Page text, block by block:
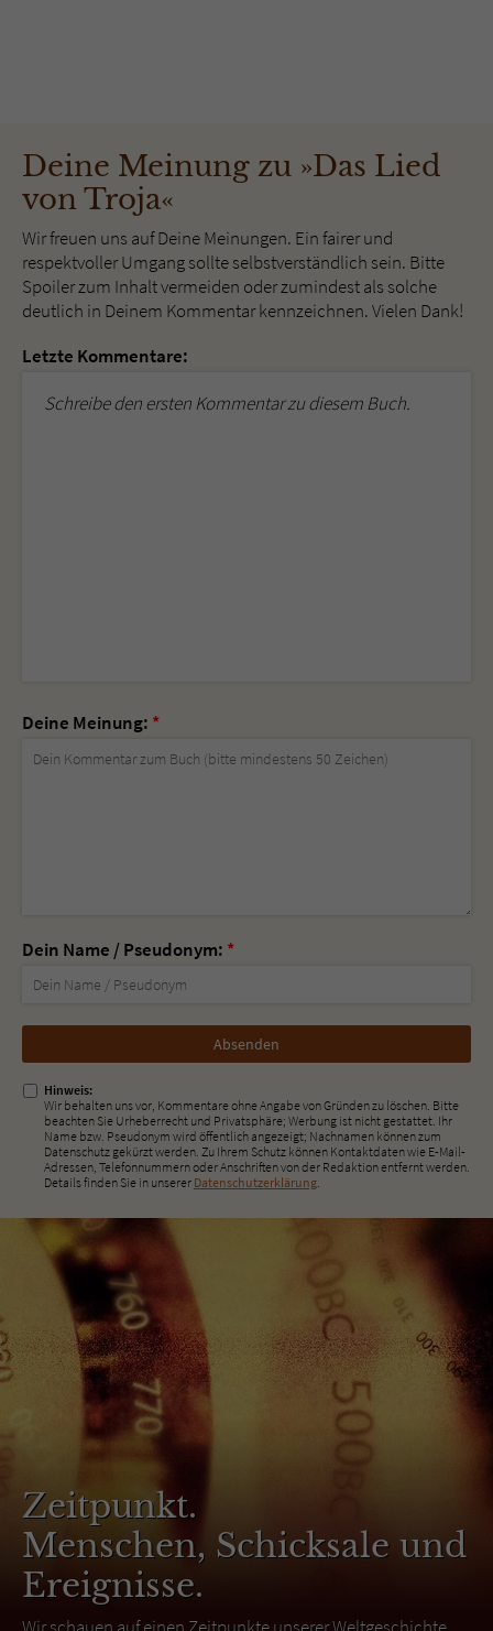
Deine Meinung zu »Das Lied
von Troja«
Wir freuen uns auf Deine Meinungen. Ein fairer und
respektvoller Umgang sollte selbstverständlich sein. Bitte
Spoiler zum Inhalt vermeiden oder zumindest als solche
deutlich in Deinem Kommentar kennzeichnen. Vielen Dank!
Letzte Kommentare:
Schreibe den ersten Kommentar zu diesem Buch.
Deine Meinung: *
Dein Name / Pseudonym: *
Nicht
ausfüllen!
Hinweis:
Wir behalten uns vor, Kommentare ohne Angabe von Gründen zu löschen. Bitte
beachten Sie Urheberrecht und Privatsphäre; Werbung ist nicht gestattet. Ihr
Name bzw. Pseudonym wird öffentlich angezeigt; Nachnamen können zum
Datenschutz gekürzt werden. Zu Ihrem Schutz können Kontaktdaten wie E-Mail-
Adressen, Telefonnummern oder Anschriften von der Redaktion entfernt werden.
Details finden Sie in unserer Datenschutzerklärung
Zeitpunkt.
Menschen, Schicksale und
Ereignisse.